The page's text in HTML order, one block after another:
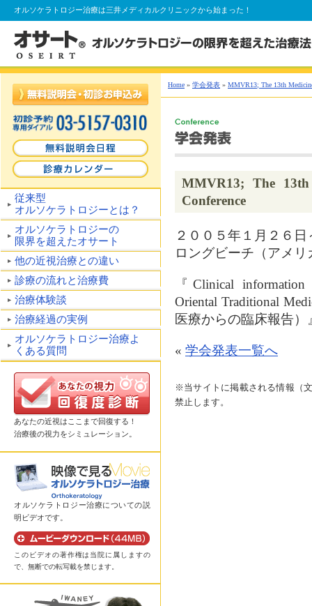
オルソケラトロジー治療は三井メディカルクリニックから始まった！
従来型
オルソケラトロジーとは？
オルソケラトロジーの
限界を超えたオサート
他の近視治療との違い
診療の流れと治療費
治療体験談
治療経過の実例
オルソケラトロジー治療よ
くある質問
あなたの近視はここまで回復する！
治療後の視力をシミュレーション。
オルソケラトロジー治療についての説
明ビデオです。
このビデオの著作権は当院に属しますの
で、無断での転写載を禁じます。
Home » 学会発表 » MMVR13; The 13th
MMVR13; The
Conference
２００５年１月２６日
ロングビーチ（アメリ
『Clinical
Oriental Traditional
医療からの臨床報告）
« 学会発表一覧へ
※当サイトに掲載される情報（
禁止します。